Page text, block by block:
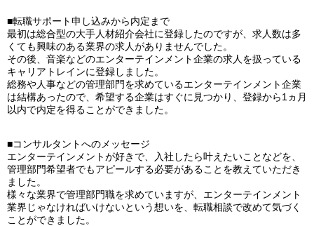
■転職サポート申し込みから内定まで
最初は総合型の大手人材紹介会社に登録したのですが、求人数は多
くても興味のある業界の求人がありませんでした。
その後、音楽などのエンターテインメント企業の求人を扱っている
キャリアトレインに登録しました。
総務や人事などの管理部門を求めているエンターテインメント企業
は結構あったので、希望する企業はすぐに見つかり、登録から1ヵ月
以内で内定を得ることができました。
■コンサルタントへのメッセージ
エンターテインメントが好きで、入社したら叶えたいことなどを、
管理部門希望者でもアピールする必要があることを教えていただき
ました。
様々な業界で管理部門職を求めていますが、エンターテインメント
業界じゃなければいけないという想いを、転職相談で改めて気づく
ことができました。